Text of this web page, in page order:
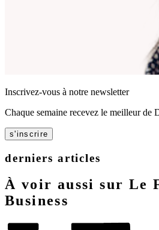
Inscrivez-vous à notre newsletter
Chaque semaine recevez le meilleur de
s'inscrire
derniers articles
À voir aussi sur Le
Business